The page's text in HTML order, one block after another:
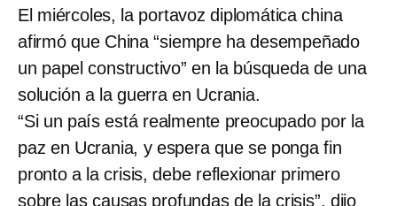
El miércoles, la portavoz diplomática china
afirmó que China “siempre ha desempeñado
un papel constructivo” en la búsqueda de una
solución a la guerra en Ucrania.
“Si un país está realmente preocupado por la
paz en Ucrania, y espera que se ponga fin
pronto a la crisis, debe reflexionar primero
sobre las causas profundas de la crisis”, dijo